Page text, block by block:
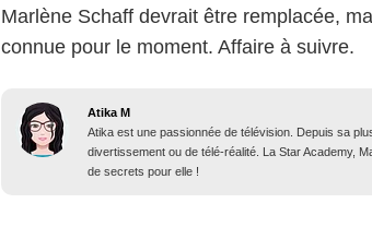
Marlène Schaff devrait être remplacée,
connue pour le moment. Affaire à suivre.
Atika M
Atika est une passionnée de télévision. Depuis sa
divertissement ou de télé-réalité. La Star Academy,
de secrets pour elle !